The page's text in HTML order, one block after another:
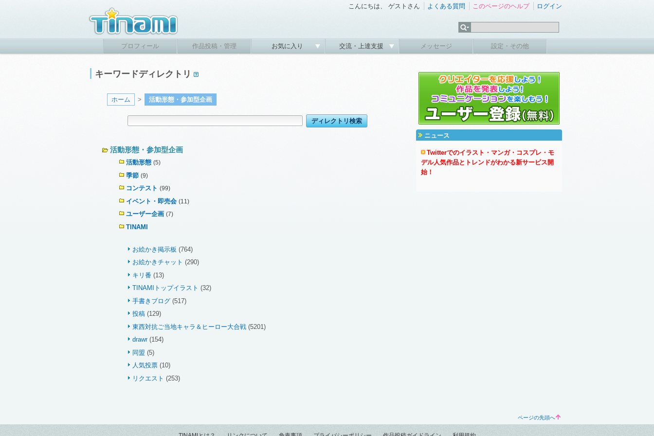
こんにちは、 ゲストさん よくある質問 このページのヘルプ ログイン
プロフィール 作品投稿・管理 お気に入り 交流・上達支援 メッセージ 設定・その他
キーワードディレクトリ
ホーム > 活動形態・参加型企画
活動形態・参加型企画
活動形態 (5)
季節 (9)
コンテスト (99)
イベント・即売会 (11)
ユーザー企画 (7)
TINAMI
お絵かき掲示板 (764)
お絵かきチャット (290)
キリ番 (13)
TINAMIトップイラスト (32)
手書きブログ (517)
投稿 (129)
東西対抗ご当地キャラ＆ヒーロー大合戦 (5201)
drawr (154)
同盟 (5)
人気投票 (10)
リクエスト (253)
ニュース
Twitterでのイラスト・マンガ・コスプレ・モ
デル人気作品とトレンドがわかる新サービス開
始！
ページの先頭へ